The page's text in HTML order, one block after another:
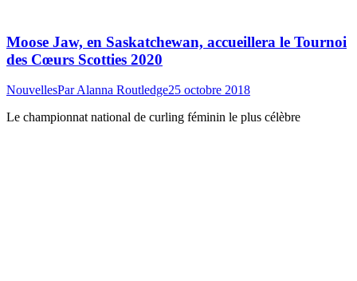
Moose Jaw, en Saskatchewan, accueillera le Tournoi
des Cœurs Scotties 2020
NouvellesParAlanna Routledge25 octobre 2018
Le championnat national de curling féminin le plus célèbre